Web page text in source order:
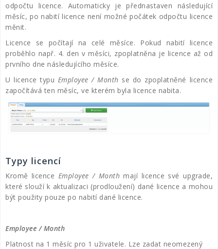
odpočtu licence. Automaticky je přednastaven následující
měsíc, po nabití licence není možné počátek odpočtu licence
měnit.
Licence se počítají na celé měsíce. Pokud nabití licence
proběhlo např. 4. den v měsíci, zpoplatněna je licence až od
prvního dne následujícího měsíce.
U licence typu Employee / Month se do zpoplatněné licence
započítává ten měsíc, ve kterém byla licence nabita.
Typy licencí
Kromě licence Employee / Month mají licence své upgrade,
které slouží k aktualizaci (prodloužení) dané licence a mohou
být použity pouze po nabití dané licence.
Employee / Month
Platnost na 1 měsíc pro 1 uživatele. Lze zadat neomezený